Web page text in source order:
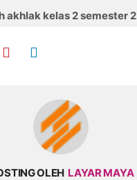
akhlak kelas 2 semester 2
OLEH LAYAR MAYA